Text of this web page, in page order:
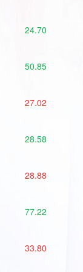
24.70
50.85
27.02
28.58
28.88
77.22
33.80